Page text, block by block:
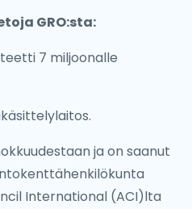
GRO:sta:
7 miljoonalle
ja on saanut
International (ACI)lta